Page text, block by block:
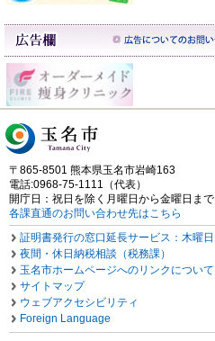
〒865-8501 熊本県玉名市岩崎163
電話:0968-75-1111（代表）
開庁日：祝日を除く月曜日から金曜日ま
各課直通のお問い合わせ先はこちら
証明書発行の窓口延長サービス：木曜日
夜間・休日納税相談（税務課）
玉名市ホームページへのリンクについて
サイトマップ
ウェブアクセシビリティ
Foreign Language